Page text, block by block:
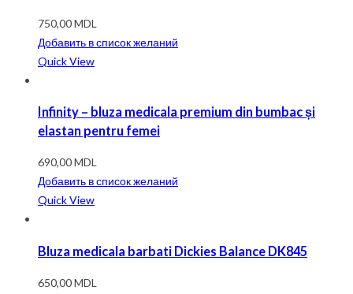
750,00MDL
Добавить в список желаний
Quick View
Infinity – bluza medicala premium din bumbac și
elastan pentru femei
690,00MDL
Добавить в список желаний
Quick View
Bluza medicala barbati Dickies Balance DK845
650,00MDL